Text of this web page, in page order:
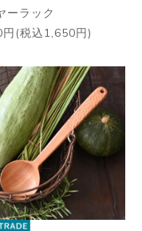
ーラック
円(税込1,650円)